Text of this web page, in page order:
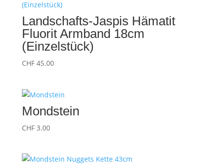
Landschafts-Jaspis Hämatit
Fluorit Armband 18cm
(Einzelstück)
CHF45.00
Mondstein
CHF3.00